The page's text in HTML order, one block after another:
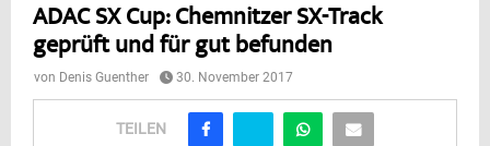
ADAC SX Cup: Chemnitzer SX-Track
geprüft und für gut befunden
von Denis Guenther 30. November 2017
TEILEN